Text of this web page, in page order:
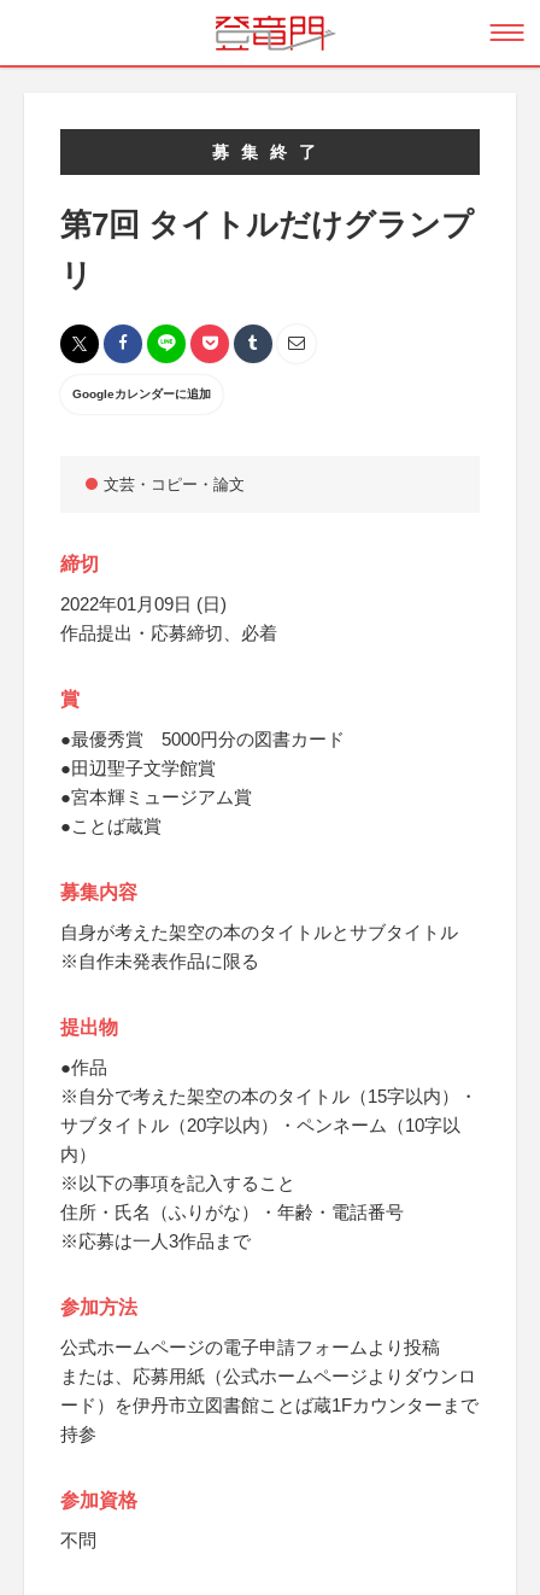
募集終了
第7回 タイトルだけグランプ
リ
Googleカレンダーに追加
文芸・コピー・論文
締切
2022年01月09日 (日)
作品提出・応募締切、必着
賞
●最優秀賞 5000円分の図書カード
●田辺聖子文学館賞
●宮本輝ミュージアム賞
●ことば蔵賞
募集内容
自身が考えた架空の本のタイトルとサブタイトル
※自作未発表作品に限る
提出物
●作品
※自分で考えた架空の本のタイトル（15字以内）・
サブタイトル（20字以内）・ペンネーム（10字以
内）
※以下の事項を記入すること
住所・氏名（ふりがな）・年齢・電話番号
※応募は一人3作品まで
参加方法
公式ホームページの電子申請フォームより投稿
または、応募用紙（公式ホームページよりダウンロ
ード）を伊丹市立図書館ことば蔵1Fカウンターまで
持参
参加資格
不問